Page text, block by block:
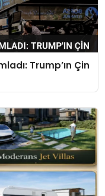
Trump’ın Çin